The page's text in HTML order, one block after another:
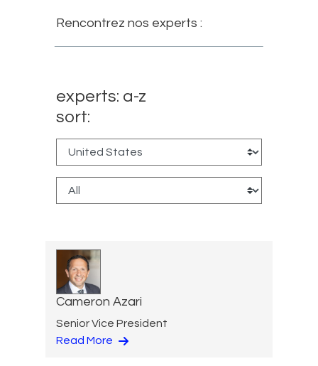
Rencontrez nos experts :
experts: a-z
sort:
Cameron Azari
Senior Vice President
Read More